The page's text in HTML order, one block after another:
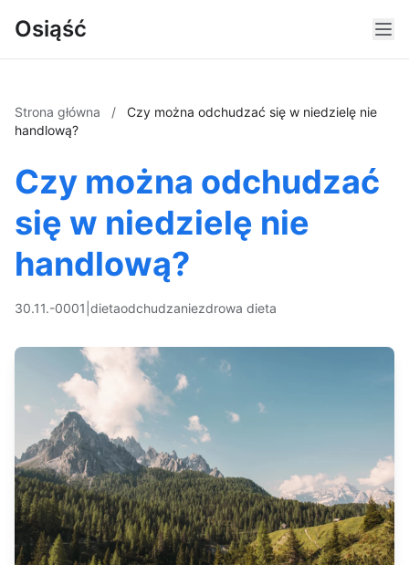
Osiąść
Strona główna /
Czy można odchudzać się w niedzielę nie
handlową?
Czy można odchudzać
się w niedzielę nie
handlową?
30.11.-0001 dietaodchudzaniezdrowa dieta